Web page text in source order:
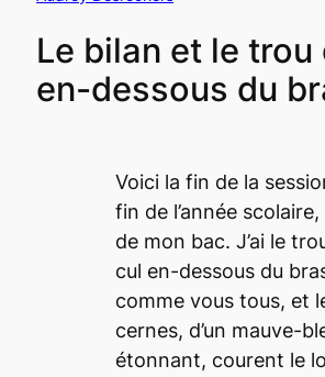
Le bilan et le trou
en-dessous du
Voici la fin de la
fin de l’année
de mon bac. J’ai le
cul en-dessous du
comme vous tous, et
cernes, d’un mauve-
étonnant, courent le